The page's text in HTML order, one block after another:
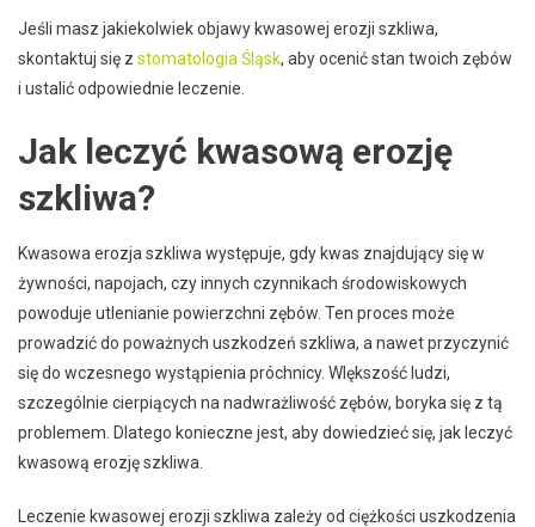
Jeśli masz jakiekolwiek objawy kwasowej erozji szkliwa,
skontaktuj się z stomatologia Śląsk, aby ocenić stan twoich zębów
i ustalić odpowiednie leczenie.
Jak leczyć kwasową erozję
szkliwa?
Kwasowa erozja szkliwa występuje, gdy kwas znajdujący się w
żywności, napojach, czy innych czynnikach środowiskowych
powoduje utlenianie powierzchni zębów. Ten proces może
prowadzić do poważnych uszkodzeń szkliwa, a nawet przyczynić
się do wczesnego wystąpienia próchnicy. WIększość ludzi,
szczególnie cierpiących na nadwrażliwość zębów, boryka się z tą
problemem. Dlatego konieczne jest, aby dowiedzieć się, jak leczyć
kwasową erozję szkliwa.
Leczenie kwasowej erozji szkliwa zależy od ciężkości uszkodzenia